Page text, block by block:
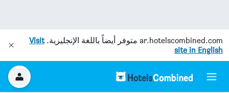
ar.hotelscombined.com متوفر أيضاً باللغة الإنجليزية.Visit
site in English